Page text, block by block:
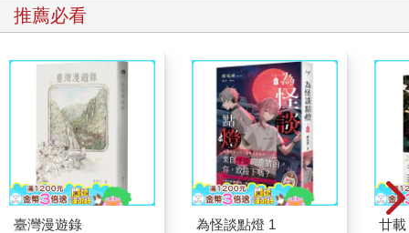
推薦必看
臺灣漫遊錄 為怪談點燈 1
廿